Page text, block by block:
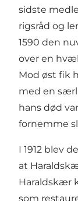
sidste
rigsråd og
1590 den
over en
Mod øst fik
med en
hans død
fornemme
I 1912 blev
at
Haraldskær
som